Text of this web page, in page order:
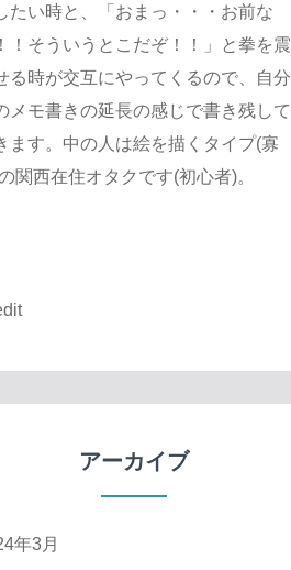
たい時と、「おまっ・・・お前な
！そういうとこだぞ！！」と拳を震
る時が交互にやってくるので、自分
メモ書きの延長の感じで書き残して
ます。中の人は絵を描くタイプ(寡
関西在住オタクです(初心者)。
アーカイブ
年3月